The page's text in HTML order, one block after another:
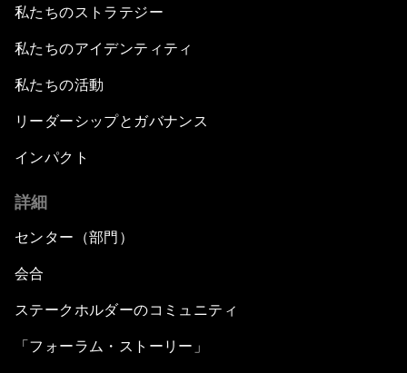
私たちのストラテジー
私たちのアイデンティティ
私たちの活動
リーダーシップとガバナンス
インパクト
詳細
センター（部門）
会合
ステークホルダーのコミュニティ
「フォーラム・ストーリー」